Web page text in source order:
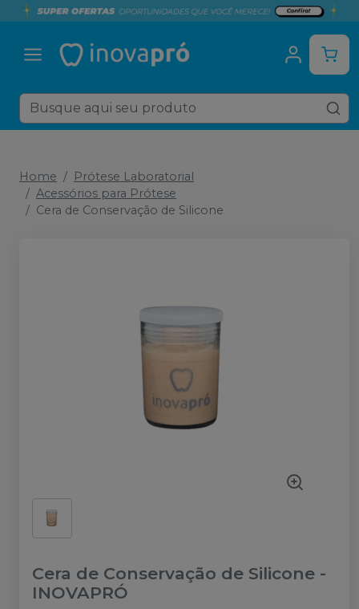
Home
Prótese Laboratorial
Acessórios para Prótese
Cera de Conservação de Silicone
Cera de Conservação de Silicone -
INOVAPRÓ